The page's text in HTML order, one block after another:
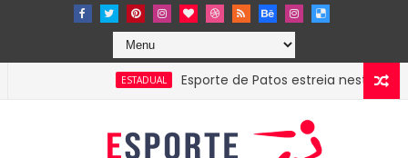
Esporte de Patos estreia neste sábado na